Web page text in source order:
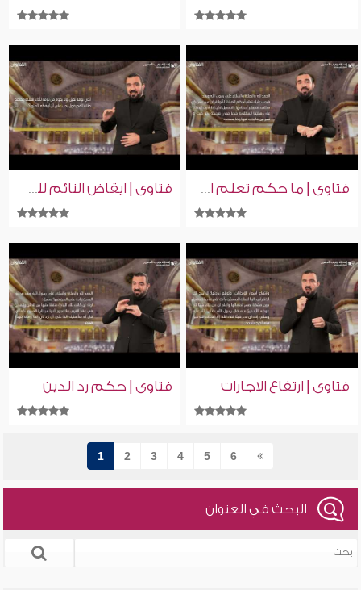
فتاوى | ما حكم تعلم احكام الصلاه فتاوى | ايقاض النائم للصلاه
فتاوى | ارتفاع الاجارات فتاوى | حكم رد الدين
1 2 3 4 5 6
البحث في العنوان